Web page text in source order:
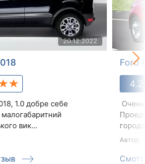
20.12.2022
1.0 добре себе
вик...
Ford
4.2
Автор: